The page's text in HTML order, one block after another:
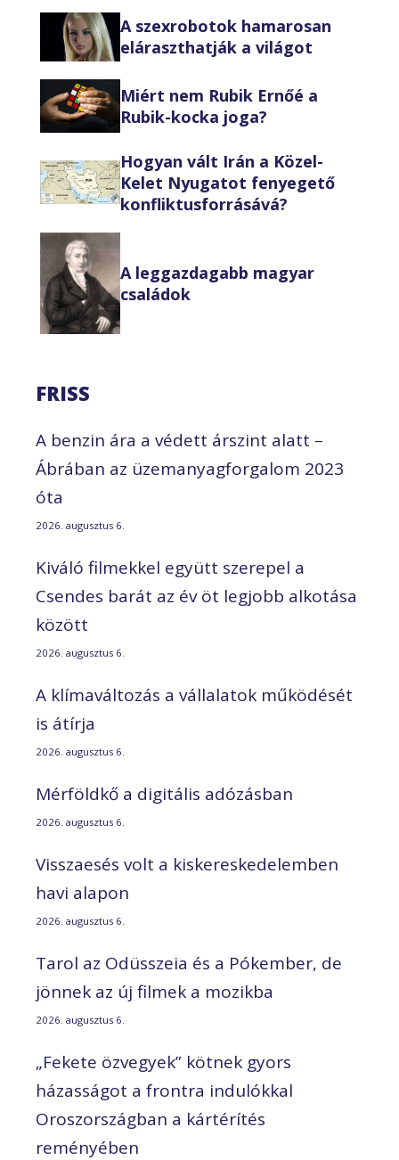
A szexrobotok hamarosan
eláraszthatják a világot
Miért nem Rubik Ernőé a
Rubik-kocka joga?
Hogyan vált Irán a Közel-
Kelet Nyugatot fenyegető
konfliktusforrásává?
A leggazdagabb magyar
családok
FRISS
A benzin ára a védett árszint alatt –
Ábrában az üzemanyagforgalom 2023
óta
2026. augusztus 6.
Kiváló filmekkel együtt szerepel a
Csendes barát az év öt legjobb alkotása
között
2026. augusztus 6.
A klímaváltozás a vállalatok működését
is átírja
2026. augusztus 6.
Mérföldkő a digitális adózásban
2026. augusztus 6.
Visszaesés volt a kiskereskedelemben
havi alapon
2026. augusztus 6.
Tarol az Odüsszeia és a Pókember, de
jönnek az új filmek a mozikba
2026. augusztus 6.
„Fekete özvegyek” kötnek gyors
házasságot a frontra indulókkal
Oroszországban a kártérítés
reményében